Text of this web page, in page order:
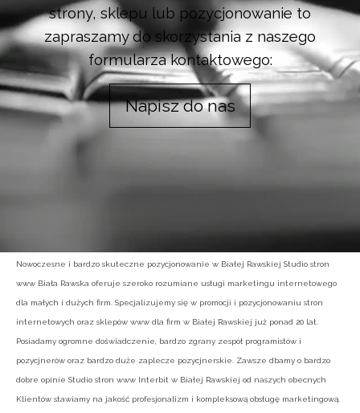
strony, sklepu lub pozycjonowanie to
zapraszamy do skorzystania z naszego
formularza kontaktowego:
Napisz do nas
Nowoczesne i bardzo skuteczne pozycjonowanie w Białej Rawskiej Studio stron
www Biała Rawska oferuje szeroko rozumiane usługi marketingu internetowego
dla małych i dużych firm. Specjalizujemy się w promocji i pozycjonowaniu stron
internetowych oraz sklepów www dla firm w Białej Rawskiej już ponad 20 lat.
Posiadamy ogromne doświadczenie, bardzo zgrany zespół programistów i
pozycjnerów oraz bardzo duże zaplecze pozycjnerskie. Zawsze dbamy o bardzo
dobre opinie Studio stron www Interbit w Białej Rawskiej od naszych obecnych
Klientów stawiamy na jakość profesjonalizm i kompleksową obsługę marketingową.